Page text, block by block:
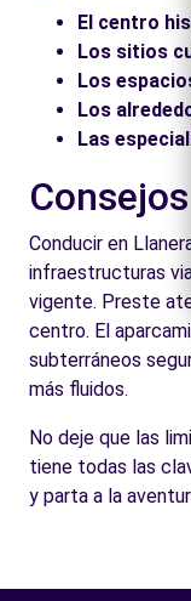
El centro
Los sitios
Los
Los
Las
Conducir en
infraestructuras
vigente. Preste
centro. El
subterráneos
más fluidos.
No deje que las
tiene todas las
y parta a la